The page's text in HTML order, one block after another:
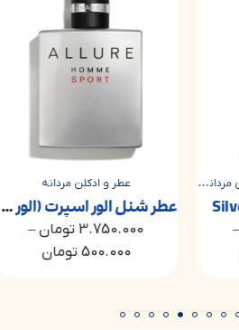
,عطر و ادکلن مشترک مردانه و زنانه
عطر و ادکلن مردانه
عطر شنل الور اسپرت (الور هوم اسپرت) | Chanel Allure Homme Sport
3.750.000 تومان –
500.000 تومان